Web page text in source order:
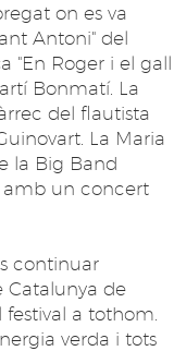
on es va
Antoni" del
"En Roger i el gall
Bonmatí. La
del flautista
La Maria
la Big Band
amb un concert
continuar
Catalunya de
a tothom.
verda i tots